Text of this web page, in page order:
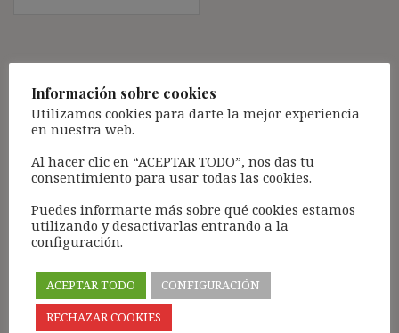
Tu dirección de correo electrónico no será publicada.
campos obligatorios están marcados con
Comentario *
Información sobre cookies
Utilizamos cookies para darte la mejor experiencia
en nuestra web.
Al hacer clic en “ACEPTAR TODO”, nos das tu
consentimiento para usar todas las cookies.
Puedes informarte más sobre qué cookies estamos
utilizando y desactivarlas entrando a la
configuración.
ACEPTAR TODO
CONFIGURACIÓN
RECHAZAR COOKIES